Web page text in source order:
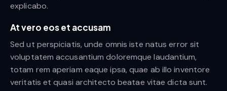
explicabo.
At vero eos et accusam
Sed ut perspiciatis, unde omnis iste natus error sit
voluptatem accusantium doloremque laudantium,
totam rem aperiam eaque ipsa, quae ab illo inventore
veritatis et quasi architecto beatae vitae dicta sunt.